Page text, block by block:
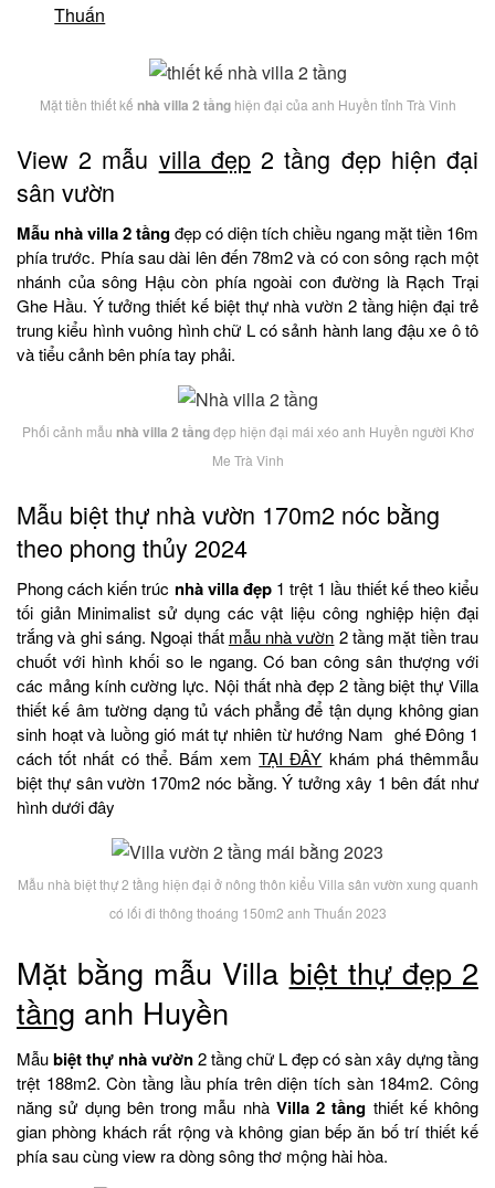
Thuấn
Mặt tiền thiết kế nhà villa 2 tầnghiện đại của anh Huyền tỉnh Trà Vinh
View 2 mẫu villa đẹp2 tầng đẹp hiện đại
sân vườn
Mẫu nhà villa 2 tầngđẹp có diện tích chiều ngang mặt tiền 16m
phía trước. Phía sau dài lên đến 78m2 và có con sông rạch một
nhánh của sông Hậu còn phía ngoài con đường là Rạch Trại
Ghe Hầu. Ý tưởng thiết kế biệt thự nhà vườn 2 tầng hiện đại trẻ
trung kiểu hình vuông hình chữ L có sảnh hành lang đậu xe ô tô
và tiểu cảnh bên phía tay phải.
Phối cảnh mẫu nhà villa 2 tầngđẹp hiện đại mái xéo anh Huyền người Khơ
Me Trà Vinh
Mẫu biệt thự nhà vườn 170m2 nóc bằng
theo phong thủy 2024
Phong cách kiến trúc nhà villa đẹp1 trệt 1 lầu thiết kế theo kiểu
tối giản Minimalist sử dụng các vật liệu công nghiệp hiện đại
trắng và ghi sáng. Ngoại thất mẫu nhà vườn 2 tầng mặt tiền trau
chuốt với hình khối so le ngang. Có ban công sân thượng với
các mảng kính cường lực. Nội thất nhà đẹp 2 tầng biệt thự Villa
thiết kế âm tường dạng tủ vách phẳng để tận dụng không gian
sinh hoạt và luồng gió mát tự nhiên từ hướng Nam ghé Đông 1
cách tốt nhất có thể. Bấm xemTẠI ĐÂY khám phá thêmmẫu
biệt thự sân vườn 170m2 nóc bằng. Ý tưởng xây 1 bên đất như
hình dưới đây
Mẫu nhà biệt thự 2 tầng hiện đại ở nông thôn kiểu Villa sân vườn xung quanh
có lối đi thông thoáng 150m2 anh Thuấn 2023
Mặt bằng mẫu Villa biệt thự đẹp 2
tầng anh Huyền
Mẫubiệt thự nhà vườn2 tầng chữ L đẹp có sàn xây dựng tầng
trệt 188m2. Còn tầng lầu phía trên diện tích sàn 184m2. Công
năng sử dụng bên trong mẫu nhà Villa 2 tầng thiết kế không
gian phòng khách rất rộng và không gian bếp ăn bố trí thiết kế
phía sau cùng view ra dòng sông thơ mộng hài hòa.